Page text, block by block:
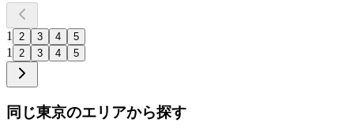
1 2 3 4 5
1 2 3 4 5
同じ東京のエリアから探す